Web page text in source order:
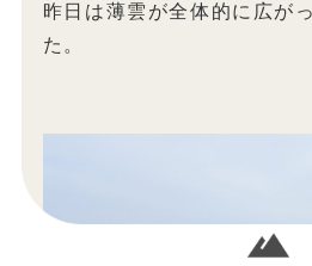
昨日は薄雲が全体的に広が
た。